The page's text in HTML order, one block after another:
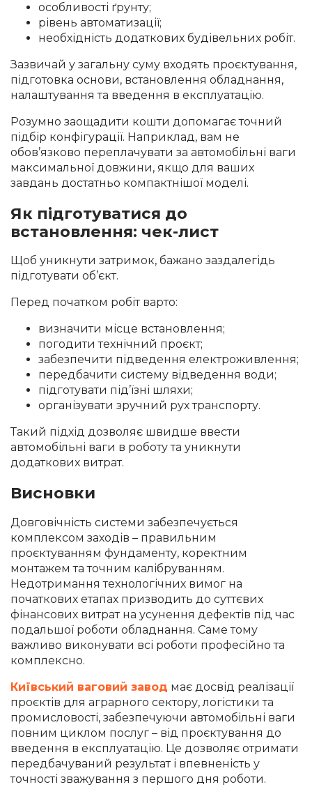
особливості ґрунту;
рівень автоматизації;
необхідність додаткових будівельних робіт.
Зазвичай у загальну суму входять проєктування,
підготовка основи, встановлення обладнання,
налаштування та введення в експлуатацію.
Розумно заощадити кошти допомагає точний
підбір конфігурації. Наприклад, вам не
обов’язково переплачувати за автомобільні ваги
максимальної довжини, якщо для ваших
завдань достатньо компактнішої моделі.
Як підготуватися до
встановлення: чек-лист
Щоб уникнути затримок, бажано заздалегідь
підготувати об’єкт.
Перед початком робіт варто:
визначити місце встановлення;
погодити технічний проєкт;
забезпечити підведення електроживлення;
передбачити систему відведення води;
підготувати під’їзні шляхи;
організувати зручний рух транспорту.
Такий підхід дозволяє швидше ввести
автомобільні ваги в роботу та уникнути
додаткових витрат.
Висновки
Довговічність системи забезпечується
комплексом заходів – правильним
проєктуванням фундаменту, коректним
монтажем та точним калібруванням.
Недотримання технологічних вимог на
початкових етапах призводить до суттєвих
фінансових витрат на усунення дефектів під час
подальшої роботи обладнання. Саме тому
важливо виконувати всі роботи професійно та
комплексно.
Київський ваговий завод має досвід реалізації
проєктів для аграрного сектору, логістики та
промисловості, забезпечуючи автомобільні ваги
повним циклом послуг – від проєктування до
введення в експлуатацію. Це дозволяє отримати
передбачуваний результат і впевненість у
точності зважування з першого дня роботи.